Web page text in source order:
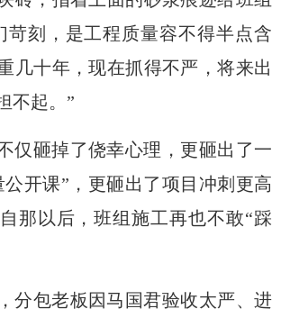
苛刻，是工程质量容不得半点含
几十年，现在抓得不严 ，将来出
不起。 ”
仅砸掉了侥幸心理，更砸出了一
开课”， 更砸出了项目冲刺更高
那以后，班组施工再也不敢“踩
分包老板因马国君验收太严、进